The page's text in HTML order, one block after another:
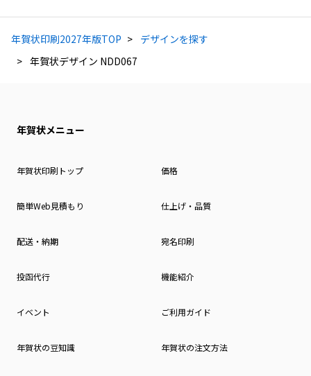
年賀状印刷2027年版TOP
デザインを探す
年賀状デザイン NDD067
年賀状メニュー
年賀状印刷トップ 価格
簡単Web見積もり 仕上げ・品質
配送・納期 宛名印刷
投函代行 機能紹介
イベント ご利用ガイド
年賀状の豆知識 年賀状の注文方法